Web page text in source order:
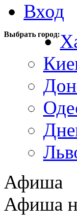
Вход
Выбрать город:
Афиша
Афиша